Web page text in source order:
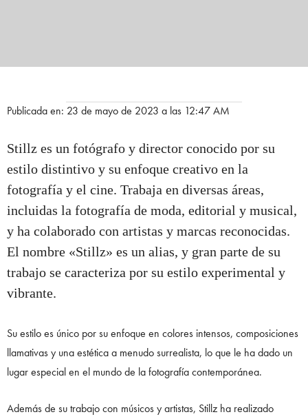
Publicada en: 23 de mayo de 2023 a las 12:47 AM
Stillz es un fotógrafo y director conocido por su
estilo distintivo y su enfoque creativo en la
fotografía y el cine. Trabaja en diversas áreas,
incluidas la fotografía de moda, editorial y musical,
y ha colaborado con artistas y marcas reconocidas.
El nombre «Stillz» es un alias, y gran parte de su
trabajo se caracteriza por su estilo experimental y
vibrante.
Su estilo es único por su enfoque en colores intensos, composiciones
llamativas y una estética a menudo surrealista, lo que le ha dado un
lugar especial en el mundo de la fotografía contemporánea.
Además de su trabajo con músicos y artistas, Stillz ha realizado